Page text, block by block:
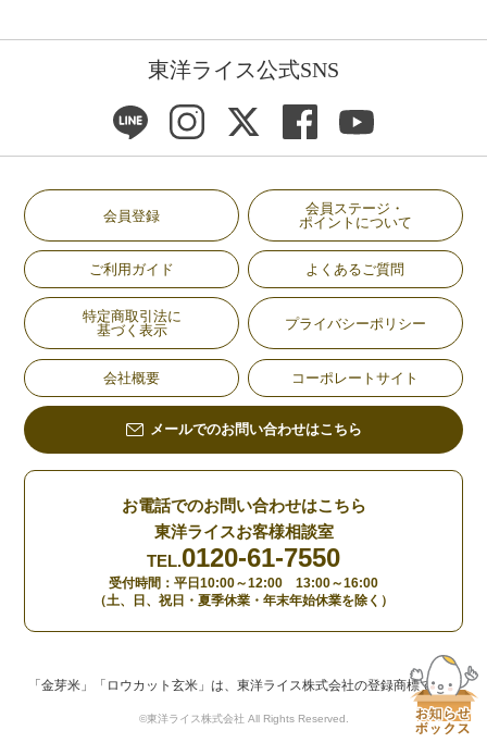
東洋ライス公式SNS
会員登録
会員ステージ・
ポイントについて
ご利用ガイド よくあるご質問
特定商取引法に
基づく表示
プライバシーポリシー
会社概要 コーポレートサイト
メールでのお問い合わせはこちら
お電話でのお問い合わせはこちら
東洋ライスお客様相談室
TEL.0120-61-7550
受付時間：平日10:00～12:00 13:00～16:00
（土、日、祝日・夏季休業・年末年始休業を除く）
「金芽米」「ロウカット玄米」は、東洋ライス株式会社の登録商標です。
©東洋ライス株式会社 All Rights Reserved.